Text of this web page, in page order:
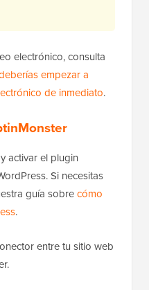
electrónico, consulta
empezar a
de inmediato.
activar el plugin
Si necesitas
guía sobrecómo
.
entre tu sitio web